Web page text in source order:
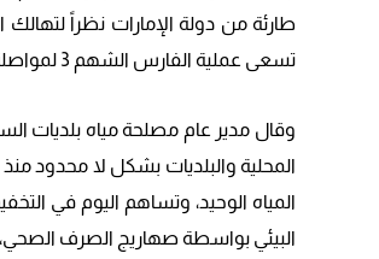
طارئة من دولة الإمارات نظراً
تسعى عملية الفارس الشهم 3 لمواصلة تنفيذ المشاريع الحيوية، لتغطية وتسخير كل الجهود لمساندة الشعب الفلسطيني.
المحلية والبلديات بشكل لا محدود
المياه الوحيد، وتساهم اليوم في
البيئي بواسطة صهاريج الصرف